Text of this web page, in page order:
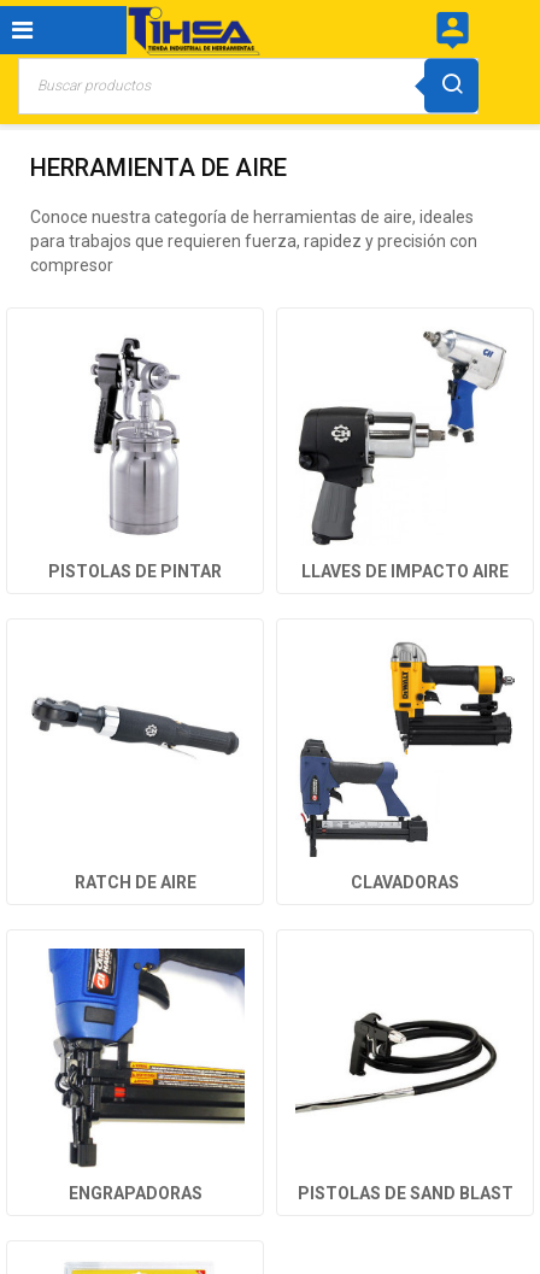
person_pin
HERRAMIENTA DE AIRE
Conoce nuestra categoría de herramientas de aire, ideales
para trabajos que requieren fuerza, rapidez y precisión con
compresor
PISTOLAS DE PINTAR LLAVES DE IMPACTO AIRE
RATCH DE AIRE CLAVADORAS
ENGRAPADORAS PISTOLAS DE SAND BLAST